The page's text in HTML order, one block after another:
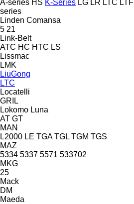
A-series HS K-Series LG LR LTC LTF
series
Linden Comansa
5 21
Link-Belt
ATC HC HTC LS
Lissmac
LMK
LiuGong
LTC
Locatelli
GRIL
Lokomo Luna
AT GT
MAN
L2000 LE TGA TGL TGM TGS
MAZ
5334 5337 5571 533702
MKG
25
Mack
DM
Maeda